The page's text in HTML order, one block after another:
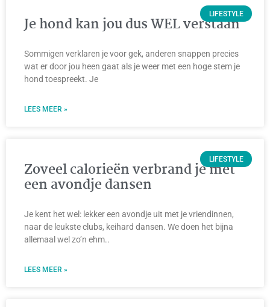
LIFESTYLE
Je hond kan jou dus WEL verstaan
Sommigen verklaren je voor gek, anderen snappen precies
wat er door jou heen gaat als je weer met een hoge stem je
hond toespreekt. Je
LEES MEER »
LIFESTYLE
Zoveel calorieën verbrand je met
een avondje dansen
Je kent het wel: lekker een avondje uit met je vriendinnen,
naar de leukste clubs, keihard dansen. We doen het bijna
allemaal wel zo’n ehm..
LEES MEER »